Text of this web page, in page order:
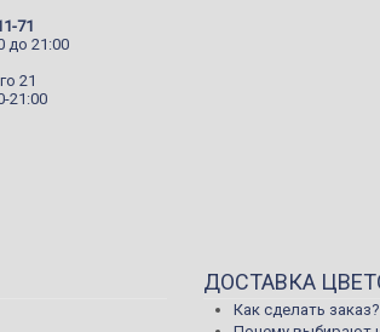
71
до 21:00
21
21:00
ДОСТАВКА
Как сделать заказ?